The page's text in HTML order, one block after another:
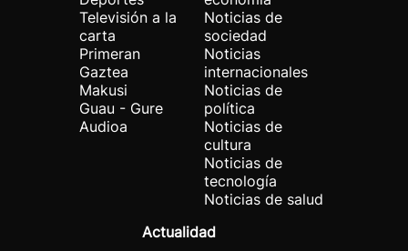
Televisión a la
carta
Primeran
Gaztea
Makusi
Guau - Gure
Audioa
Noticias de
sociedad
Noticias
internacionales
Noticias de
política
Noticias de
cultura
Noticias de
tecnología
Noticias de salud
Actualidad